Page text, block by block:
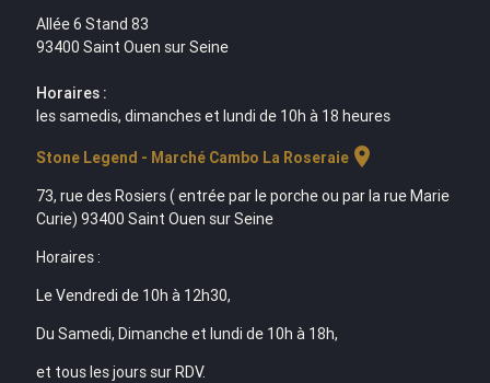
Allée 6 Stand 83
93400 Saint Ouen sur Seine
Horaires :
les samedis, dimanches et lundi de 10h à 18 heures
Stone Legend - Marché Cambo La Roseraielocation_on
73, rue des Rosiers ( entrée par le porche ou par la rue Marie
Curie) 93400 Saint Ouen sur Seine
Horaires :
Le Vendredi de 10h à 12h30,
Du Samedi, Dimanche et lundi de 10h à 18h,
et tous les jours sur RDV.